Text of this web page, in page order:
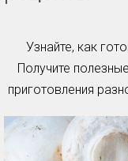
Узнайте, как
Получите
приготовления